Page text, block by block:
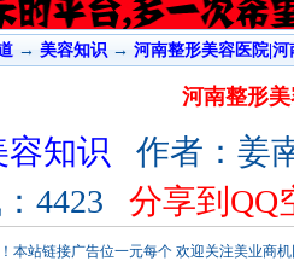
→ 美容知识 → 河南整形美容医院|
河南整形
容知识 作者：姜
4423 分享到QQ
本站链接广告位一元每个 欢迎关注美业商